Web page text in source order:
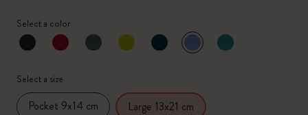
Select a color
選択済
*選択したカラー
Select a size
Pocket 9x14 cm Large 13x21 cm